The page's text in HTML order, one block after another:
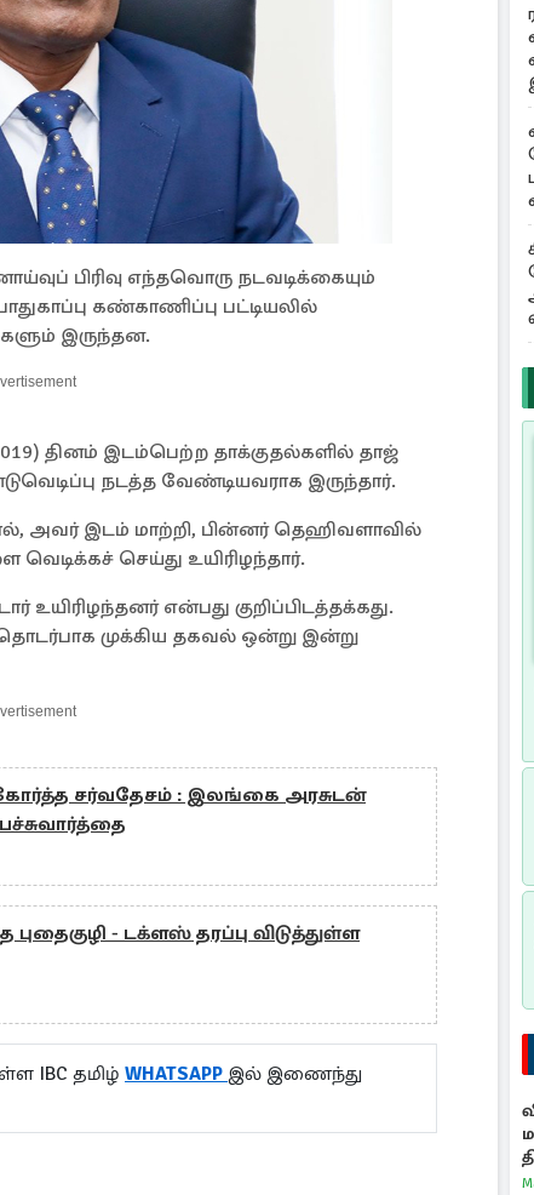
பிரிவு எந்தவொரு நடவடிக்கையும்
கண்காணிப்பு பட்டியலில்
இருந்தன.
தினம் இடம்பெற்ற தாக்குதல்களில் தாஜ்
நடத்த வேண்டியவராக இருந்தார்.
அவர் இடம் மாற்றி, பின்னர் தெஹிவளாவில்
வெடிக்கச் செய்து உயிரிழந்தார்.
உயிரிழந்தனர் என்பது குறிப்பிடத்தக்கது.
முக்கிய தகவல் ஒன்று இன்று
சர்வதேசம் : இலங்கை அரசுடன்
புதைகுழி - டக்ளஸ் தரப்பு விடுத்துள்ள
IBC தமிழ் WHATSAPP இல் இணைந்து